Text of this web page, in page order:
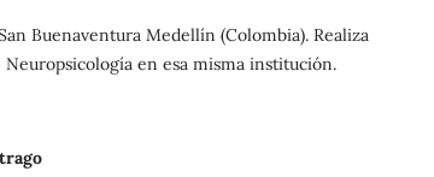
Buenaventura Medellín (Colombia). Realiza
en esa misma institución.